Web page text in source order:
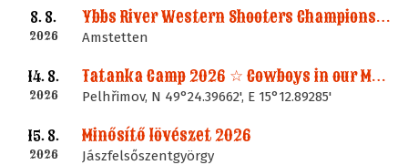
8. 8.
2026
Ybbs River Western Shooters Championship 2026 + LM
Amstetten
14. 8.
2026
Tatanka Camp 2026 ☆ Cowboys in our Memories
Pelhřimov, N 49°24.39662', E 15°12.89285'
15. 8.
2026
Minősítő lövészet 2026
Jászfelsőszentgyörgy